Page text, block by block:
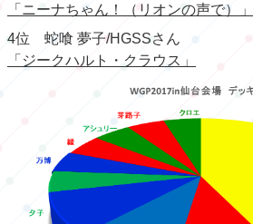
「ニーナちゃん！（リオンの声で）」
4位 蛇喰 夢子/HGSSさん
「ジークハルト・クラウス」